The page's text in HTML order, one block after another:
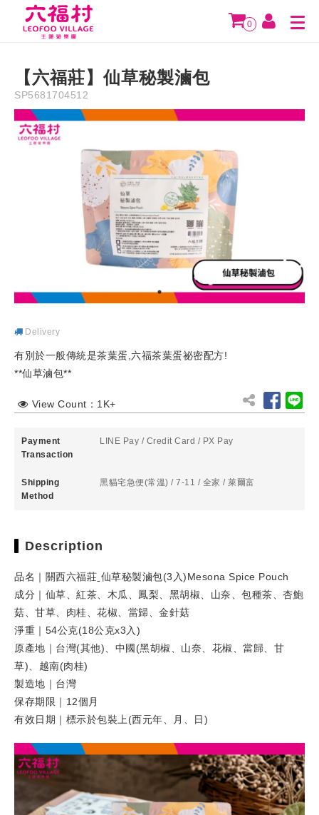
0
250
Description Instruction Refund Policy
【六福莊】仙草秘製滷包
SP5681704512
Delivery
有別於一般傳統是茶葉蛋,六福茶葉蛋祕密配方!
**仙草滷包**
View Count：1K+
Payment
Transaction
LINE Pay /Credit Card /PX Pay
Shipping
Method
黑貓宅急便(常溫) / 7-11 / 全家 / 萊爾富
Description
品名｜關西六福莊ˍ仙草秘製滷包(3入)Mesona Spice Pouch
成分｜仙草、紅茶、木瓜、鳳梨、黑胡椒、山奈、包種茶、杏鮑
菇、甘草、肉桂、花椒、當歸、金針菇
淨重｜54公克(18公克x3入)
原產地｜台灣(其他)、中國(黑胡椒、山奈、花椒、當歸、甘
草)、越南(肉桂)
製造地｜台灣
保存期限｜12個月
有效日期｜標示於包裝上(西元年、月、日)